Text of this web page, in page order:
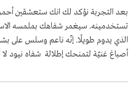
بعد التجربة نؤكد لك انك ستعشقين
تستخدمينه. سيغمر شفاهك بملمسه
الذي يدوم طويلًا. إنّه ناعم وسلس على
أصباغ غنيّة لتمنحك إطلالة شفاه نيود